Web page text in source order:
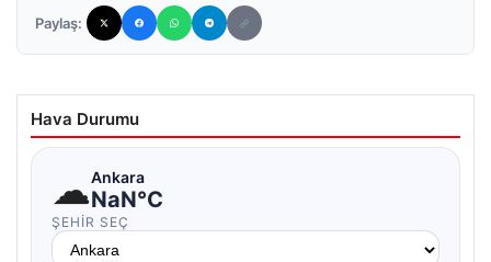
Paylaş:
Hava Durumu
☁Ankara
NaN°C
ŞEHIR SEÇ